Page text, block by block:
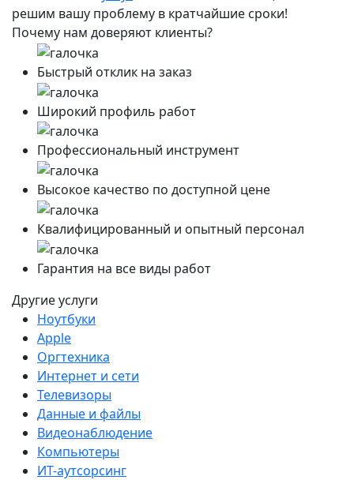
решим вашу проблему в кратчайшие сроки!
Почему нам доверяют клиенты?
Быстрый отклик на заказ
Широкий профиль работ
Профессиональный инструмент
Высокое качество по доступной цене
Квалифицированный и опытный персонал
Гарантия на все виды работ
Другие услуги
Ноутбуки
Apple
Оргтехника
Интернет и сети
Телевизоры
Данные и файлы
Видеонаблюдение
Компьютеры
ИТ-аутсорсинг